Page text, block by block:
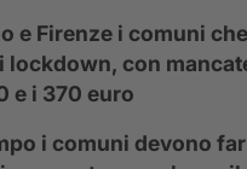
e Firenze i comuni
lockdown, con
e i 370 euro
i comuni devono